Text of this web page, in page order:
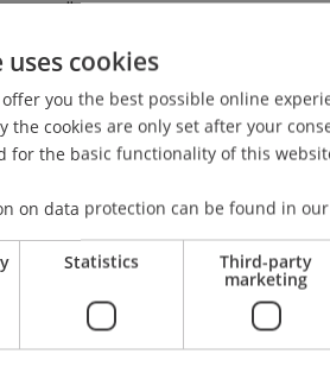
Überblick über aktuelle KI-
Unternehmen und zeigen, wie
Transformation erfolgreich zu
Führung und wie das
miteinander verbindet
Theorie und Praxis in 16
Coaching-Sessions
echte Herausforderung aus
ein eigenes Vorhaben
daraus zieht
cookies
you the best possible online
the cookies are only set after your
for the basic functionality of this
on data protection can be found in our
Statistics Third-party
marketing